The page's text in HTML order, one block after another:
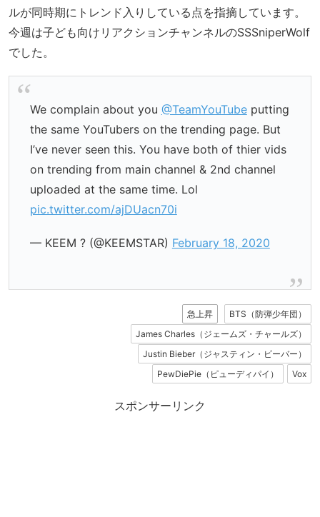
ルが同時期にトレンド入りしている点を指摘しています。
今週は子ども向けリアクションチャンネルのSSSniperWolf
でした。
We complain about you @TeamYouTubeputting
the same YouTubers on the trending page. But
I’ve never seen this. You have both of thier vids
on trending from main channel & 2nd channel
uploaded at the same time. Lol
pic.twitter.com/ajDUacn70i
— KEEM ? (@KEEMSTAR) February 18, 2020
急上昇
BTS（防弾少年団）
James Charles（ジェームズ・チャールズ）
Justin Bieber（ジャスティン・ビーバー）
PewDiePie（ピューディパイ）
Vox
スポンサーリンク